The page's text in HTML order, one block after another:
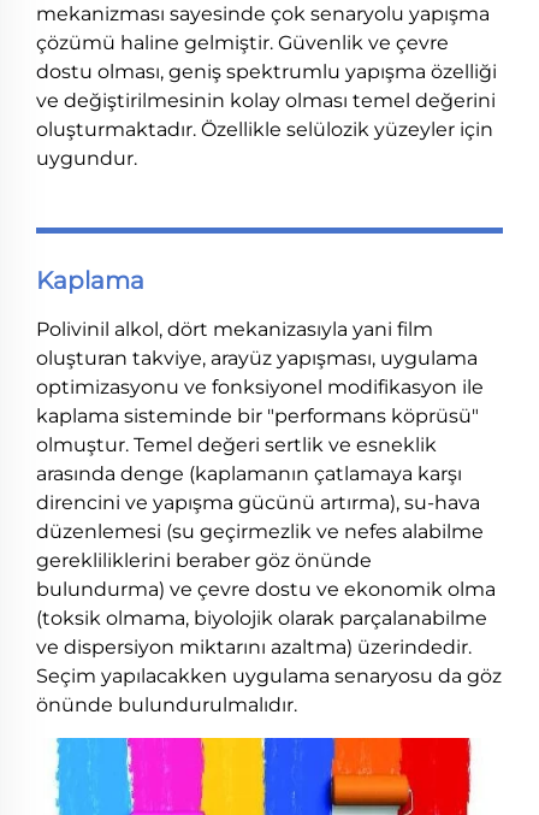
mekanizması sayesinde çok senaryolu yapışma
çözümü haline gelmiştir. Güvenlik ve çevre
dostu olması, geniş spektrumlu yapışma özelliği
ve değiştirilmesinin kolay olması temel değerini
oluşturmaktadır. Özellikle selülozik yüzeyler için
uygundur.
Kaplama
Polivinil alkol, dört mekanizasıyla yani film
oluşturan takviye, arayüz yapışması, uygulama
optimizasyonu ve fonksiyonel modifikasyon ile
kaplama sisteminde bir "performans köprüsü"
olmuştur. Temel değeri sertlik ve esneklik
arasında denge (kaplamanın çatlamaya karşı
direncini ve yapışma gücünü artırma), su-hava
düzenlemesi (su geçirmezlik ve nefes alabilme
gerekliliklerini beraber göz önünde
bulundurma) ve çevre dostu ve ekonomik olma
(toksik olmama, biyolojik olarak parçalanabilme
ve dispersiyon miktarını azaltma) üzerindedir.
Seçim yapılacakken uygulama senaryosu da göz
önünde bulundurulmalıdır.